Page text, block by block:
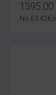
1395.00
No 63.42€/